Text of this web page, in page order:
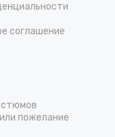
соглашение
пожелание